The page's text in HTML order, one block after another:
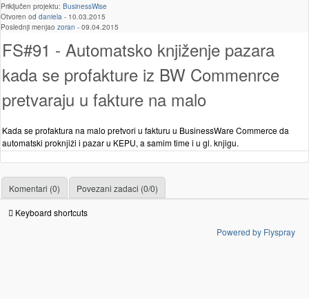
Priključen projektu: BusinessWise
Otvoren od daniela - 10.03.2015
Poslednji menjao zoran - 09.04.2015
FS#91 - Automatsko knjiženje pazara
kada se profakture iz BW Commenrce
pretvaraju u fakture na malo
Kada se profaktura na malo pretvori u fakturu u BusinessWare Commerce da
automatski proknjiži i pazar u KEPU, a samim time i u gl. knjigu.
Komentari (0) Povezani zadaci (0/0)
Keyboard shortcuts
Powered by Flyspray